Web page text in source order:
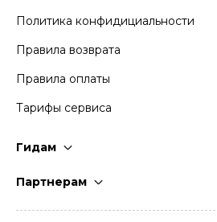
Политика конфидициальности
Правила возврата
Правила оплаты
Тарифы сервиса
Гидам
Партнерам